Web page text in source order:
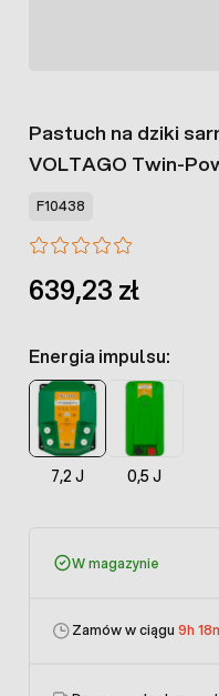
Pastuch na dziki
VOLTAGO Twin-
F10438
639,23 zł
Energia impulsu:
7,2 J 0,5 J
W magazynie
Zamów w ciągu 9h